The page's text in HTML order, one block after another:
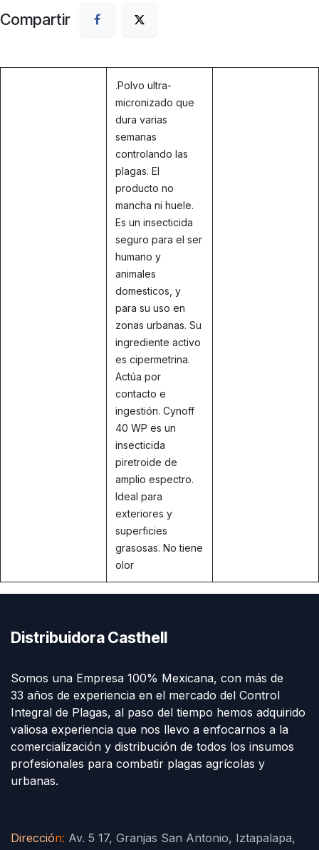
Compartir
.Polvo ultra-
micronizado que
dura varias
semanas
controlando las
plagas. El
producto no
mancha ni huele.
Es un insecticida
seguro para el ser
humano y
animales
domesticos, y
para su uso en
zonas urbanas. Su
ingrediente activo
es cipermetrina.
Actúa por
contacto e
ingestión. Cynoff
40 WP es un
insecticida
piretroide de
amplio espectro.
Ideal para
exteriores y
superficies
grasosas. No tiene
olor
Distribuidora Casthell
Somos una Empresa 100% Mexicana, con más de
33 años de experiencia en el mercado del Control
Integral de Plagas, al paso del tiempo hemos adquirido
valiosa experiencia que nos llevo a enfocarnos a la
comercialización y distribución de todos los insumos
profesionales para combatir plagas agrícolas y
urbanas.
Dirección: Av. 5 17, Granjas San Antonio, Iztapalapa,